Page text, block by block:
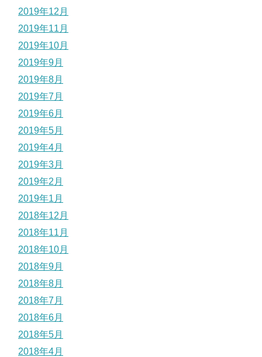
2019年12月
2019年11月
2019年10月
2019年9月
2019年8月
2019年7月
2019年6月
2019年5月
2019年4月
2019年3月
2019年2月
2019年1月
2018年12月
2018年11月
2018年10月
2018年9月
2018年8月
2018年7月
2018年6月
2018年5月
2018年4月